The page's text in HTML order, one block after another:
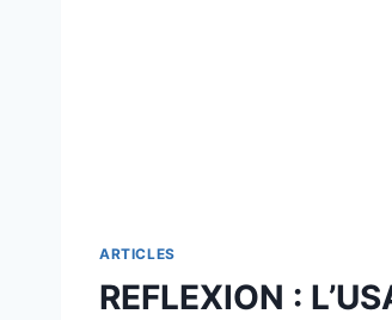
ARTICLES
REFLEXION :